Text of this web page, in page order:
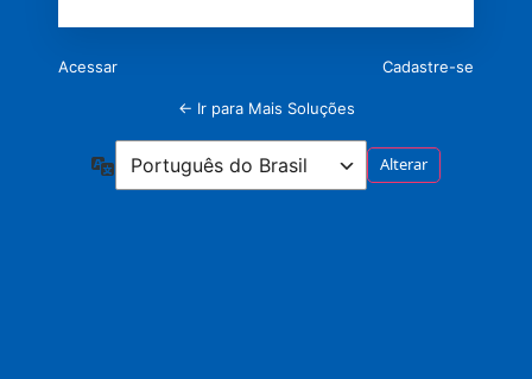
Acessar Cadastre-se
← Ir para Mais Soluções
Idioma